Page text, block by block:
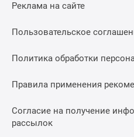
Реклама на сайте
Пользовательское
Политика обработки
Правила применения
Согласие на получение
рассылок